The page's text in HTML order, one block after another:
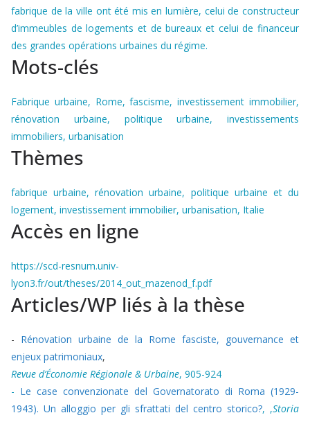
fabrique de la ville ont été mis en lumière, celui de constructeur
d’immeubles de logements et de bureaux et celui de financeur
des grandes opérations urbaines du régime.
Mots-clés
Fabrique urbaine, Rome, fascisme, investissement immobilier,
rénovation urbaine, politique urbaine, investissements
immobiliers, urbanisation
Thèmes
fabrique urbaine, rénovation urbaine, politique urbaine et du
logement, investissement immobilier, urbanisation, Italie
Accès en ligne
https://scd-resnum.univ-
lyon3.fr/out/theses/2014_out_mazenod_f.pdf
Articles/WP liés à la thèse
- Rénovation urbaine de la Rome fasciste, gouvernance et
enjeux patrimoniaux,
Revue d’Économie Régionale & Urbaine, 905-924
- Le case convenzionate del Governatorato di Roma (1929-
1943). Un alloggio per gli sfrattati del centro storico?, ,Storia